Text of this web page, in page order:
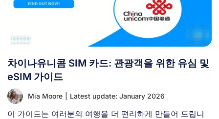
차이나유니콤 SIM 카드: 관광객을 위한 유심 및
eSIM 가이드
Mia Moore Latest update: January 2026
이 가이드는 여러분의 여행을 더 편리하게 만들어 드립니